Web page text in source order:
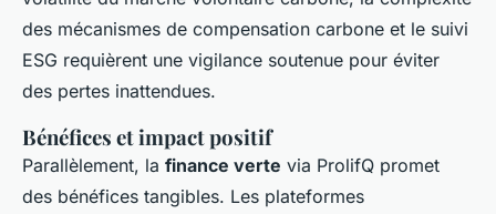
des mécanismes de compensation carbone et le suivi
ESG requièrent une vigilance soutenue pour éviter
des pertes inattendues.
Bénéfices et impact positif
Parallèlement, la finance verte via ProlifQ promet
des bénéfices tangibles. Les plateformes